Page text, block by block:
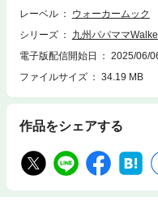
「関門海峡ミュージアム」、
ルギーパークあすぴあ」、な
で半日遊んで、帰りに立ち寄
でかけBESTスポット161さら
族館】【ミュージアム】【大
遊び場ガイドをたっぷりご紹
け術今回のインタビューでは
毎日の中でも家族との時間を
いただきました。ミキティ曰
レーベル
ウォーカームック
シリーズ
九州パパママ
電子版配信開始日
2025/06/
ファイルサイズ
34.19 MB
作品をシェアする